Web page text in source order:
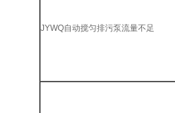
JYWQ自动搅匀排污泵流量不足